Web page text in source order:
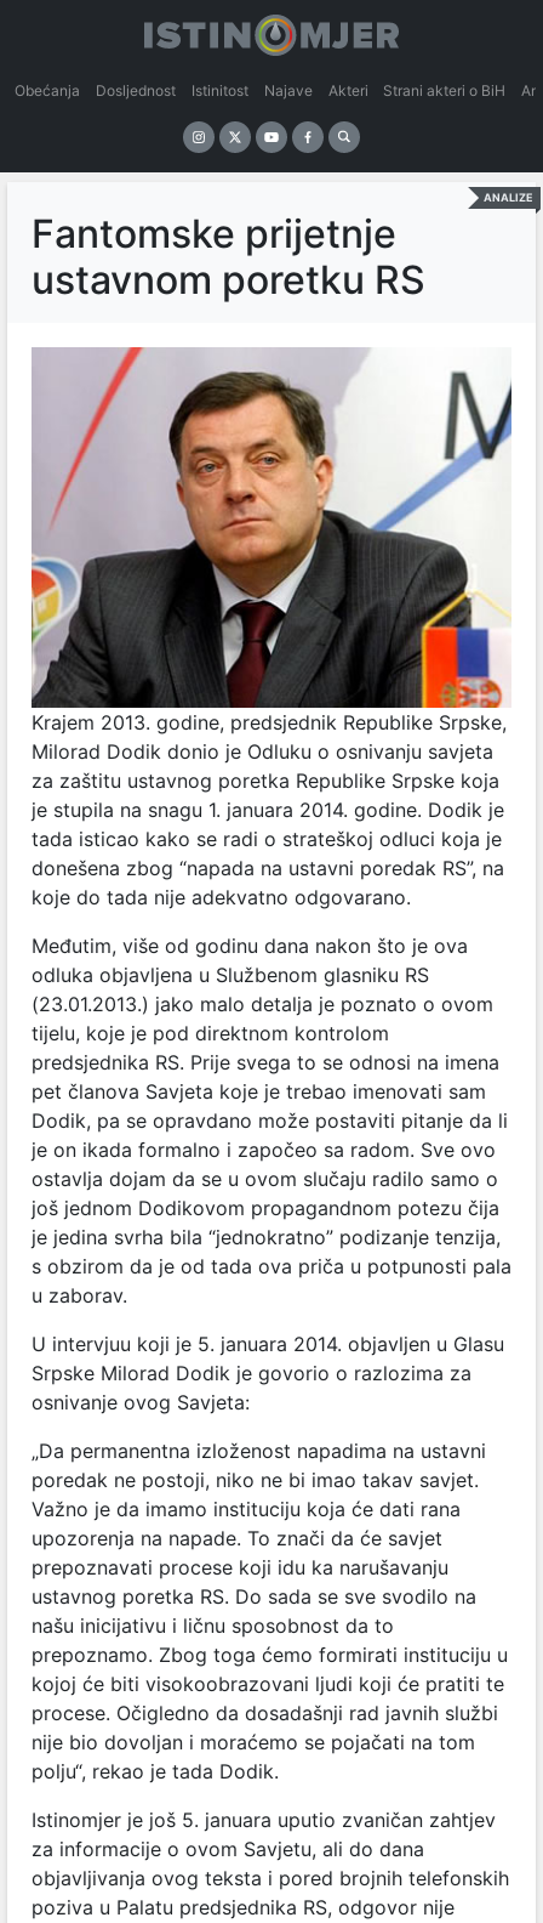
Obećanja Dosljednost Istinitost Najave Akteri Strani akteri o BiH
ANALIZE
Fantomske prijetnje
ustavnom poretku RS
Krajem 2013. godine, predsjednik Republike Srpske,
Milorad Dodik donio je Odluku o osnivanju savjeta
za zaštitu ustavnog poretka Republike Srpske koja
je stupila na snagu 1. januara 2014. godine. Dodik je
tada isticao kako se radi o strateškoj odluci koja je
donešena zbog “napada na ustavni poredak RS”, na
koje do tada nije adekvatno odgovarano.
Međutim, više od godinu dana nakon što je ova
odluka objavljena u Službenom glasniku RS
(23.01.2013.) jako malo detalja je poznato o ovom
tijelu, koje je pod direktnom kontrolom
predsjednika RS. Prije svega to se odnosi na imena
pet članova Savjeta koje je trebao imenovati sam
Dodik, pa se opravdano može postaviti pitanje da li
je on ikada formalno i započeo sa radom. Sve ovo
ostavlja dojam da se u ovom slučaju radilo samo o
još jednom Dodikovom propagandnom potezu čija
je jedina svrha bila “jednokratno” podizanje tenzija,
s obzirom da je od tada ova priča u potpunosti pala
u zaborav.
U intervjuu koji je 5. januara 2014. objavljen u Glasu
Srpske Milorad Dodik je govorio o razlozima za
osnivanje ovog Savjeta:
„Da permanentna izloženost napadima na ustavni
poredak ne postoji, niko ne bi imao takav savjet.
Važno je da imamo instituciju koja će dati rana
upozorenja na napade. To znači da će savjet
prepoznavati procese koji idu ka narušavanju
ustavnog poretka RS. Do sada se sve svodilo na
našu inicijativu i ličnu sposobnost da to
prepoznamo. Zbog toga ćemo formirati instituciju u
kojoj će biti visokoobrazovani ljudi koji će pratiti te
procese. Očigledno da dosadašnji rad javnih službi
nije bio dovoljan i moraćemo se pojačati na tom
polju“, rekao je tada Dodik.
Istinomjer je još 5. januara uputio zvaničan zahtjev
za informacije o ovom Savjetu, ali do dana
objavljivanja ovog teksta i pored brojnih telefonskih
poziva u Palatu predsjednika RS, odgovor nije